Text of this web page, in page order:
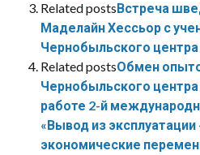
Related postsВстреча
Маделайн Хессьор с
Чернобыльского центра
Related postsОбмен
Чернобыльского центра
работе 2-й
«Вывод из
экономические